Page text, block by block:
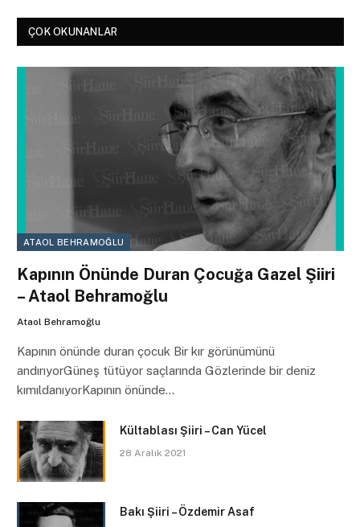
ÇOK OKUNANLAR
ATAOL BEHRAMOĞLU
Kapının Önünde Duran Çocuğa Gazel Şiiri
– Ataol Behramoğlu
Ataol Behramoğlu
Kapının önünde duran çocuk Bir kır görünümünü
andırıyorGüneş tütüyor saçlarında Gözlerinde bir deniz
kımıldanıyorKapının önünde…
Kültablası Şiiri – Can Yücel
28 Aralık 2021
Bakı Şiiri – Özdemir Asaf